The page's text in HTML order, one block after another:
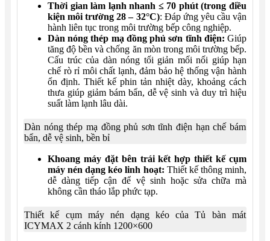
Thời gian làm lạnh nhanh ≤ 70 phút (trong điều
kiện môi trường 28 – 32°C): Đáp ứng yêu cầu vận
hành liên tục trong môi trường bếp công nghiệp.
Dàn nóng thép mạ đồng phủ sơn tĩnh điện: Giúp
tăng độ bền và chống ăn mòn trong môi trường bếp.
Cấu trúc của dàn nóng tối giản mối nối giúp hạn
chế rò rỉ môi chất lạnh, đảm bảo hệ thống vận hành
ổn định. Thiết kế phin tản nhiệt dày, khoảng cách
thưa giúp giảm bám bẩn, dễ vệ sinh và duy trì hiệu
suất làm lạnh lâu dài.
Dàn nóng thép mạ đồng phủ sơn tĩnh điện hạn chế bám
bẩn, dễ vệ sinh, bền bỉ
Khoang máy đặt bên trái kết hợp thiết kế cụm
máy nén dạng kéo linh hoạt: Thiết kế thông minh,
dễ dàng tiếp cận để vệ sinh hoặc sửa chữa mà
không cần tháo lắp phức tạp.
Thiết kế cụm máy nén dạng kéo của Tủ bàn mát
ICYMAX 2 cánh kính 1200×600